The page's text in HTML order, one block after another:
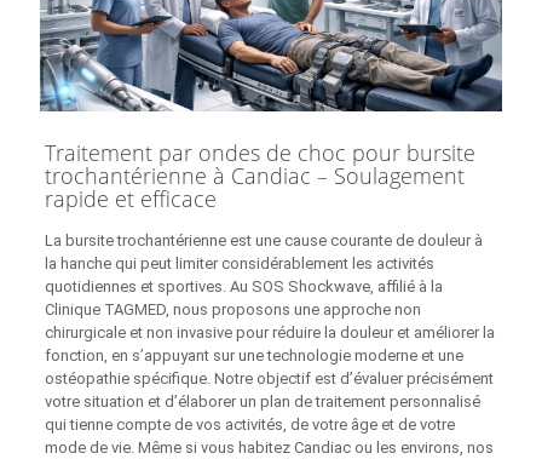
Traitement par ondes de choc pour bursite
trochantérienne à Candiac – Soulagement
rapide et efficace
La bursite trochantérienne est une cause courante de douleur à
la hanche qui peut limiter considérablement les activités
quotidiennes et sportives. Au SOS Shockwave, affilié à la
Clinique TAGMED, nous proposons une approche non
chirurgicale et non invasive pour réduire la douleur et améliorer la
fonction, en s’appuyant sur une technologie moderne et une
ostéopathie spécifique. Notre objectif est d’évaluer précisément
votre situation et d’élaborer un plan de traitement personnalisé
qui tienne compte de vos activités, de votre âge et de votre
mode de vie. Même si vous habitez Candiac ou les environs, nos